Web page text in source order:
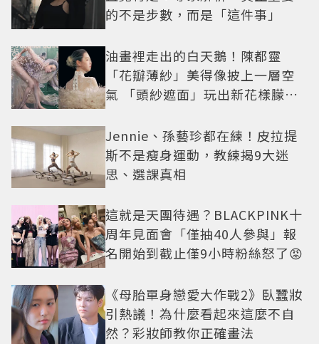
的不是步數，而是「這件事」
油畫裡走出的白天鵝！陳都靈
「花瓣薄紗」美得像披上一層空
氣 「頭紗遮面」玩出新花樣朦朧
Jennie、孫藝珍都在練！皮拉提
斯不是瘦身運動，教練揭9大迷
思、選課真相
這就是天團待遇？BLACKPINK十
周年見面會「僅抽40人參與」報
名開始到截止僅9小時粉絲怒了😡
《母胎單身戀愛大作戰2》臥蠶妝
引熱議！為什麼看起來這麼不自
然？彩妝師教你正確畫法